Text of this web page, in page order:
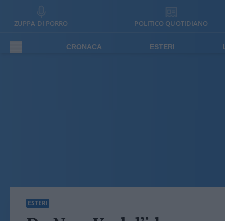
ZUPPA DI PORRO POLITICO QUOTIDIANO
CRONACA ESTERI
ESTERI